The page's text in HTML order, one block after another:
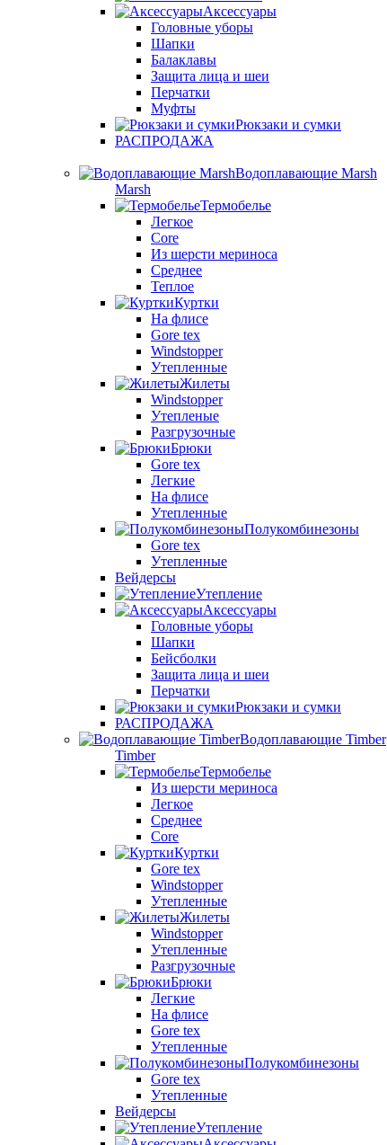
Аксессуары
Головные уборы
Шапки
Балаклавы
Защита лица и шеи
Перчатки
Муфты
Рюкзаки и сумки
РАСПРОДАЖА
Водоплавающие Marsh
Marsh
Термобелье
Легкое
Core
Из шерсти мериноса
Среднее
Теплое
Куртки
На флисе
Gore tex
Windstopper
Утепленные
Жилеты
Windstopper
Утепленые
Разгрузочные
Брюки
Gore tex
Легкие
На флисе
Утепленные
Полукомбинезоны
Gore tex
Утепленные
Вейдерсы
Утепление
Аксессуары
Головные уборы
Шапки
Бейсболки
Защита лица и шеи
Перчатки
Рюкзаки и сумки
РАСПРОДАЖА
Водоплавающие Timber
Timber
Термобелье
Из шерсти мериноса
Легкое
Среднее
Core
Куртки
Gore tex
Windstopper
Утепленные
Жилеты
Windstopper
Утепленные
Разгрузочные
Брюки
Легкие
На флисе
Gore tex
Утепленные
Полукомбинезоны
Gore tex
Утепленные
Вейдерсы
Утепление